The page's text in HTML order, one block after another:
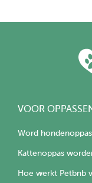
VOOR
Word hondenoppas
Kattenoppas
Hoe werkt Petbnb